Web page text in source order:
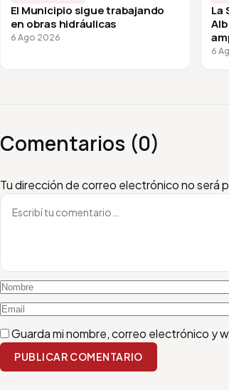
El Municipio sigue trabajando
en obras hidráulicas
6 Ago 2026
La
6
Comentarios (0)
Tu dirección de correo electrónico no será
Escribí tu comentario
Nombre
Email
Guarda mi nombre, correo electrónico y
PUBLICAR COMENTARIO